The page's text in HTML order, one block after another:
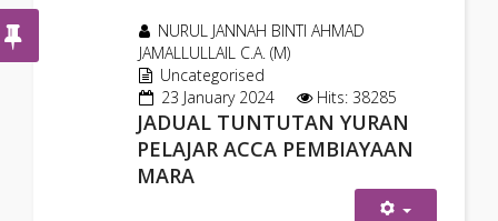
NURUL JANNAH BINTI AHMAD
JAMALLULLAIL C.A. (M)
Uncategorised
23 January 2024
Hits: 38285
JADUAL TUNTUTAN YURAN
PELAJAR ACCA PEMBIAYAAN
MARA